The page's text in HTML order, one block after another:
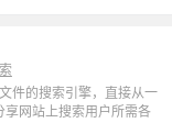
件的搜索引擎，直接从一
享网站上搜索用户所需各